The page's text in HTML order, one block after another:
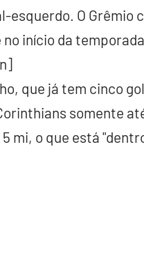
esquerdo. O Grêmio
início da
que já tem cinco
somente
5 mi, o que está